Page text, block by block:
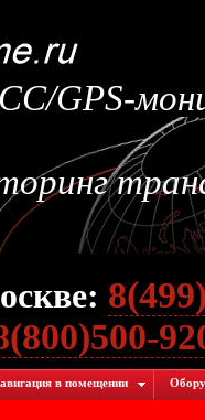
GPS-
в помещении